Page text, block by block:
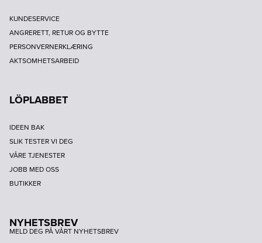
KUNDESERVICE
ANGRERETT, RETUR OG BYTTE
PERSONVERNERKLÆRING
AKTSOMHETSARBEID
LÖPLABBET
IDEEN BAK
SLIK TESTER VI DEG
VÅRE TJENESTER
JOBB MED OSS
BUTIKKER
NYHETSBREV
MELD DEG PÅ VÅRT NYHETSBREV